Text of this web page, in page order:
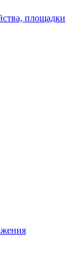
площадки